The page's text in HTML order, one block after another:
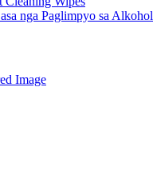
nga Paglimpyo sa Alkohol